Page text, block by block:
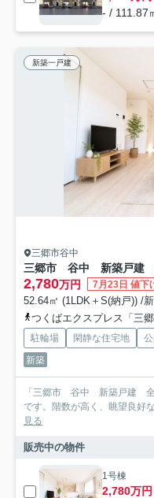
- / 111.87
新築一戸建
三郷市谷中
三郷市 谷中 新築戸建
2,780万円 7月23日 値下
52.64㎡ (1LDK＋S(納戸)) /
つくばエクスプレス「三
駐輪場 閑静な住宅地
新築
「三郷市 谷中 新築戸建 全
です。階数が高く、眺望良好
見る
販売中の物件
1号棟
2,780万円